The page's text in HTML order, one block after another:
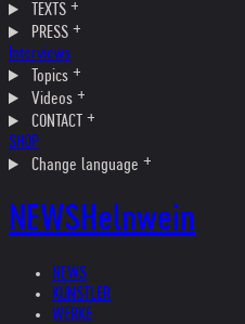
TEXTS
PRESS
Interviews
Topics
Videos
CONTACT
SHOP
Change language
NEWSHelnwein
NEWS
KÜNSTLER
WERKE